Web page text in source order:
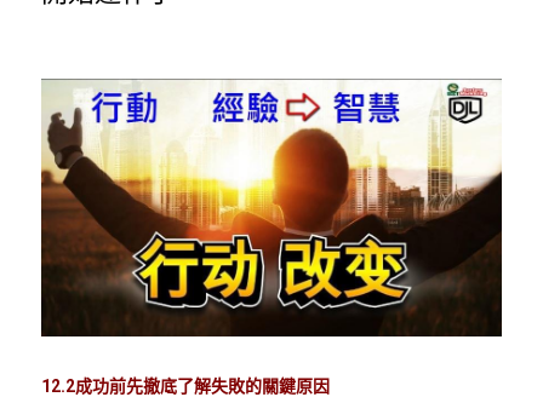
12.2成功前先撤底了解失敗的關鍵原因